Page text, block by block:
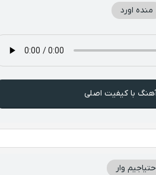
منده اورد
آهنگ با کیفیت اصلی
وار